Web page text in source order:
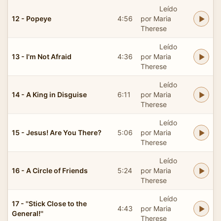
12 - Popeye 4:56
Leído
por Maria
Therese
13 - I'm Not Afraid 4:36
Leído
por Maria
Therese
14 - A King in Disguise 6:11
Leído
por Maria
Therese
15 - Jesus! Are You There? 5:06
Leído
por Maria
Therese
16 - A Circle of Friends 5:24
Leído
por Maria
Therese
17 - ''Stick Close to the
General!''
4:43
Leído
por Maria
Therese